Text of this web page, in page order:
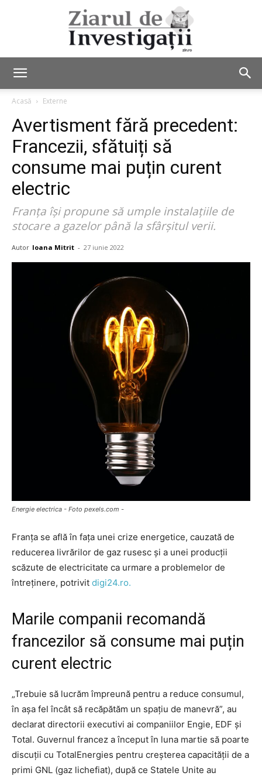
Acasă Externe
Avertisment fără precedent:
Francezii, sfătuiți să
consume mai puțin curent
electric
Franța își propune să umple instalațiile de
stocare a gazelor până la sfârșitul verii.
Autor Ioana Mitrit - 27 iunie 2022
Energie electrica - Foto pexels.com -
Franța se află în fața unei crize energetice, cauzată de
reducerea livrărilor de gaz rusesc și a unei producții
scăzute de electricitate ca urmare a problemelor de
întreținere, potrivit digi24.ro.
Marile companii recomandă
francezilor să consume mai puțin
curent electric
„Trebuie să lucrăm împreună pentru a reduce consumul,
în aşa fel încât să recăpătăm un spaţiu de manevră”, au
declarat directorii executivi ai companiilor Engie, EDF şi
Total. Guvernul francez a început în luna martie să poarte
discuţii cu TotalEnergies pentru creşterea capacităţii de a
primi GNL (gaz lichefiat), după ce Statele Unite au